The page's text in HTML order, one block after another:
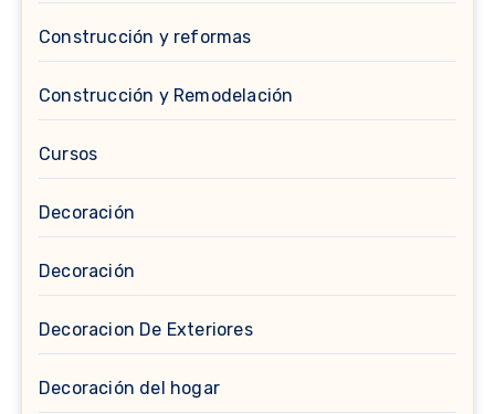
Construcción y reformas
Construcción y Remodelación
Cursos
Decoración
Decoración
Decoracion De Exteriores
Decoración del hogar